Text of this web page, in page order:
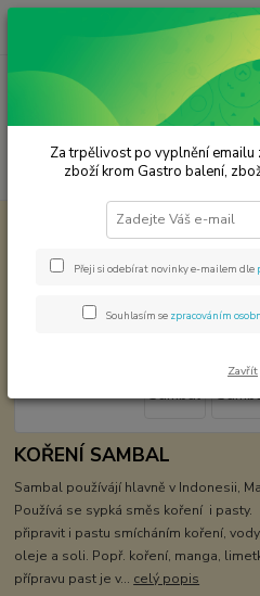
Koření od Samuela podle způsobu
Sambal
KOŘENÍ SAMBAL
Sambal používájí hlavně v Indonesii,
Používá se sypká směs koření i
připravit i pastu smícháním koření,
oleje a soli. Popř. koření, manga,
přípravu past je v... celý popis
Za trpělivost po vyplnění emailu
zboží krom Gastro balení,
Přeji si odebírat novinky e-mailem dle
Souhlasím se zpracováním
Zavřít